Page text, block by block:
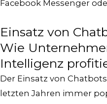
Facebook Messenger
Einsatz von
Wie
Intelligenz
Der Einsatz von
letzten Jahren immer